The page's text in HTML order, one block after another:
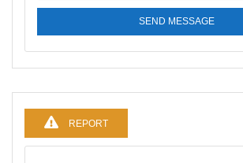
SEND MESSAGE
REPORT